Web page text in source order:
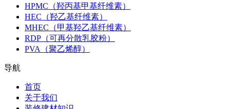
HPMC（羟丙基甲基纤维素）
HEC（羟乙基纤维素）
MHEC（甲基羟乙基纤维素）
RDP（可再分散乳胶粉）
PVA（聚乙烯醇）
导航
首页
关于我们